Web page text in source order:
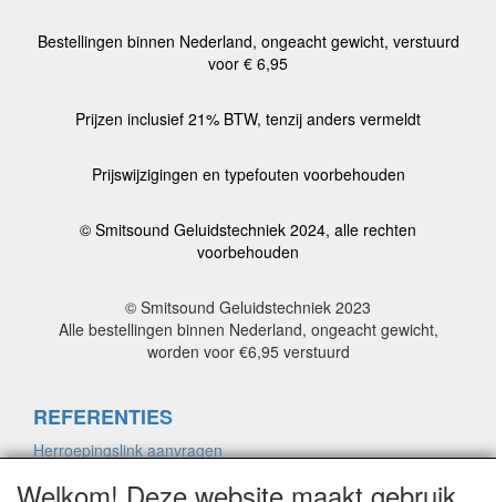
Bestellingen binnen Nederland, ongeacht gewicht, verstuurd
voor € 6,95
Prijzen inclusief 21% BTW, tenzij anders vermeldt
Prijswijzigingen en typefouten voorbehouden
© Smitsound Geluidstechniek 2024, alle rechten
voorbehouden
© Smitsound Geluidstechniek 2023
Alle bestellingen binnen Nederland, ongeacht gewicht,
worden voor €6,95 verstuurd
REFERENTIES
Herroepingslink aanvragen